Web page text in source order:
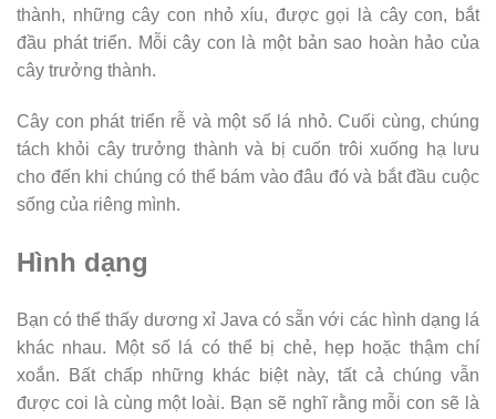
thành, những cây con nhỏ xíu, được gọi là cây con, bắt
đầu phát triển. Mỗi cây con là một bản sao hoàn hảo của
cây trưởng thành.
Cây con phát triển rễ và một số lá nhỏ. Cuối cùng, chúng
tách khỏi cây trưởng thành và bị cuốn trôi xuống hạ lưu
cho đến khi chúng có thể bám vào đâu đó và bắt đầu cuộc
sống của riêng mình.
Hình dạng
Bạn có thể thấy dương xỉ Java có sẵn với các hình dạng lá
khác nhau. Một số lá có thể bị chẻ, hẹp hoặc thậm chí
xoắn. Bất chấp những khác biệt này, tất cả chúng vẫn
được coi là cùng một loài. Bạn sẽ nghĩ rằng mỗi con sẽ là